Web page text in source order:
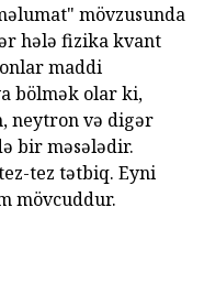
mövzusunda
hələ fizika kvant
maddi
bölmək olar ki,
neytron və digər
bir məsələdir.
tez tətbiq. Eyni
mövcuddur.